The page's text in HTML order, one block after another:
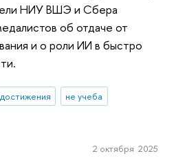
НИУ ВШЭ и Сбера
об отдаче от
и о роли ИИ в быстро
достижения
не учеба
2 октября 2025